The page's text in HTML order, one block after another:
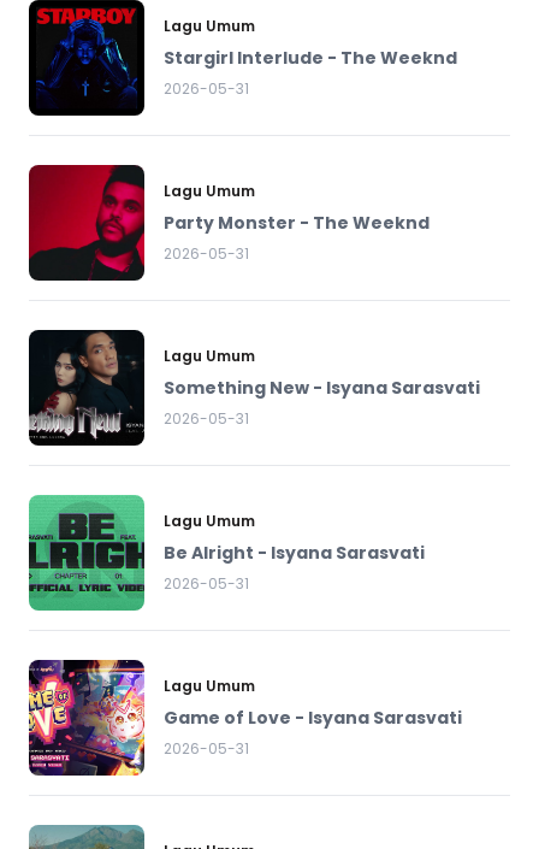
Lagu Umum
Stargirl Interlude - The Weeknd
2026-05-31
Lagu Umum
Party Monster - The Weeknd
2026-05-31
Lagu Umum
Something New - Isyana Sarasvati
2026-05-31
Lagu Umum
Be Alright - Isyana Sarasvati
2026-05-31
Lagu Umum
Game of Love - Isyana Sarasvati
2026-05-31